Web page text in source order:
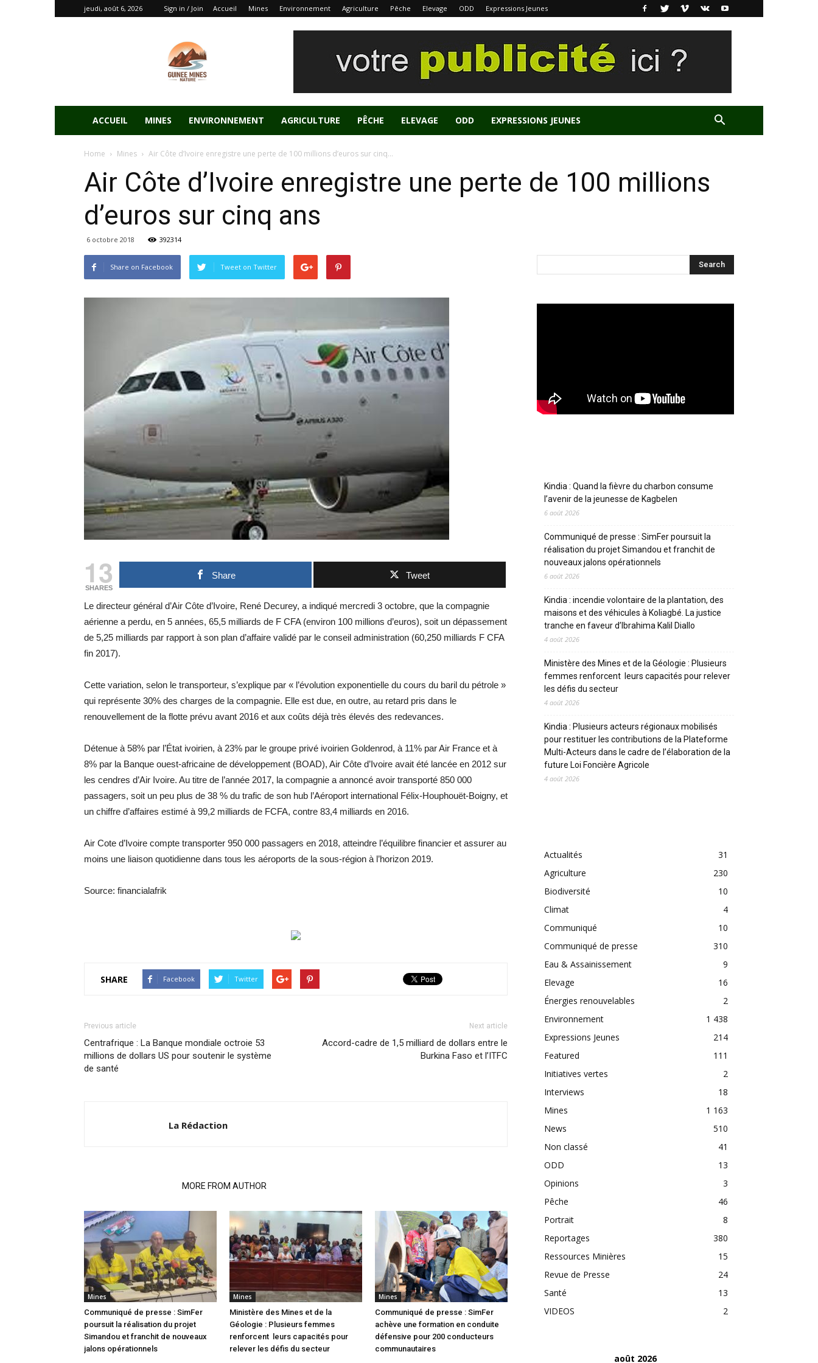
jeudi, août 6, 2026 Sign in / Join Accueil Mines Environnement Agriculture Pêche Elevage ODD Expressions Jeunes
ACCUEIL MINES ENVIRONNEMENT AGRICULTURE PÊCHE ELEVAGE ODD EXPRESSIONS JEUNES
Home Mines Air Côte d’Ivoire enregistre une perte de 100 millions d’euros sur cinq...
Air Côte d’Ivoire enregistre une perte de 100 millions
d’euros sur cinq ans
6 octobre 2018 392314
Share on Facebook Tweet on Twitter
13
SHARES
Share Tweet
Le directeur général d’Air Côte d’Ivoire, René Decurey, a indiqué mercredi 3 octobre, que la compagnie
aérienne a perdu, en 5 années, 65,5 milliards de F CFA (environ 100 millions d’euros), soit un dépassement
de 5,25 milliards par rapport à son plan d’affaire validé par le conseil administration (60,250 milliards F CFA
fin 2017).
Cette variation, selon le transporteur, s’explique par « l’évolution exponentielle du cours du baril du pétrole »
qui représente 30% des charges de la compagnie. Elle est due, en outre, au retard pris dans le
renouvellement de la flotte prévu avant 2016 et aux coûts déjà très élevés des redevances.
Détenue à 58% par l’État ivoirien, à 23% par le groupe privé ivoirien Goldenrod, à 11% par Air France et à
8% par la Banque ouest-africaine de développement (BOAD), Air Côte d’Ivoire avait été lancée en 2012 sur
les cendres d’Air Ivoire. Au titre de l’année 2017, la compagnie a annoncé avoir transporté 850 000
passagers, soit un peu plus de 38 % du trafic de son hub l’Aéroport international Félix-Houphouët-Boigny, et
un chiffre d’affaires estimé à 99,2 milliards de FCFA, contre 83,4 milliards en 2016.
Air Cote d’Ivoire compte transporter 950 000 passagers en 2018, atteindre l’équilibre financier et assurer au
moins une liaison quotidienne dans tous les aéroports de la sous-région à l’horizon 2019.
Source: financialafrik
SHARE Facebook Twitter
Previous article
Centrafrique : La Banque mondiale octroie 53
millions de dollars US pour soutenir le système
de santé
Next article
Accord-cadre de 1,5 milliard de dollars entre le
Burkina Faso et l’ITFC
La Rédaction
MORE FROM AUTHOR
Mines
Communiqué de presse : SimFer
poursuit la réalisation du projet
Simandou et franchit de nouveaux
jalons opérationnels
Mines
Ministère des Mines et de la
Géologie : Plusieurs femmes
renforcent leurs capacités pour
relever les défis du secteur
Mines
Communiqué de presse : SimFer
achève une formation en conduite
défensive pour 200 conducteurs
communautaires
Kindia : Quand la fièvre du charbon consume
l’avenir de la jeunesse de Kagbelen
6 août 2026
Communiqué de presse : SimFer poursuit la
réalisation du projet Simandou et franchit de
nouveaux jalons opérationnels
6 août 2026
Kindia : incendie volontaire de la plantation, des
maisons et des véhicules à Koliagbé. La justice
tranche en faveur d’Ibrahima Kalil Diallo
4 août 2026
Ministère des Mines et de la Géologie : Plusieurs
femmes renforcent leurs capacités pour relever
les défis du secteur
4 août 2026
Kindia : Plusieurs acteurs régionaux mobilisés
pour restituer les contributions de la Plateforme
Multi-Acteurs dans le cadre de l’élaboration de la
future Loi Foncière Agricole
4 août 2026
Actualités
31
Agriculture
230
Biodiversité
10
Climat
4
Communiqué
10
Communiqué de presse
310
Eau & Assainissement
9
Elevage
16
Énergies renouvelables
2
Environnement
1 438
Expressions Jeunes
214
Featured
111
Initiatives vertes
2
Interviews
18
Mines
1 163
News
510
Non classé
41
ODD
13
Opinions
3
Pêche
46
Portrait
8
Reportages
380
Ressources Minières
15
Revue de Presse
24
Santé
13
VIDEOS
2
août 2026